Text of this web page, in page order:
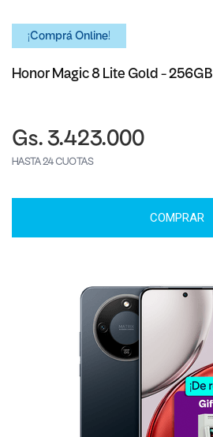
¡Comprá Online!
Honor Magic 8 Lite Gold - 256GB
Gs. 3.423.000
HASTA 24 CUOTAS
COMPRAR